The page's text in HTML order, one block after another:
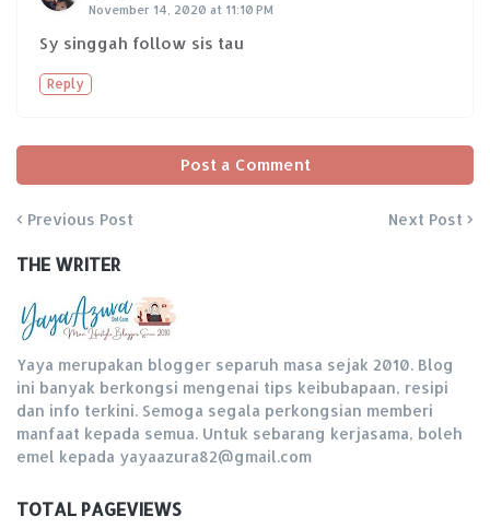
November 14, 2020 at 11:10 PM
Sy singgah follow sis tau
Reply
Post a Comment
Previous Post Next Post
THE WRITER
Yaya merupakan blogger separuh masa sejak 2010. Blog
ini banyak berkongsi mengenai tips keibubapaan, resipi
dan info terkini. Semoga segala perkongsian memberi
manfaat kepada semua. Untuk sebarang kerjasama, boleh
emel kepada yayaazura82@gmail.com
TOTAL PAGEVIEWS